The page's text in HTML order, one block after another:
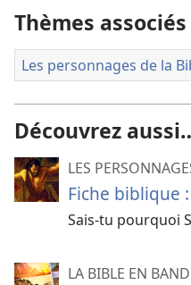
Thèmes associés
Les personnages de la
Découvrez
LES
Fiche biblique
Sais-tu pourquoi
LA BIBLE EN